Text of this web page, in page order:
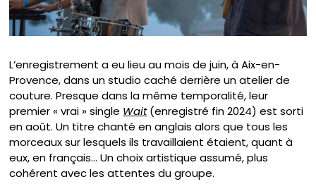
L’enregistrement a eu lieu au mois de juin, à Aix-en-
Provence, dans un studio caché derrière un atelier de
couture. Presque dans la même temporalité, leur
premier « vrai » single Wait(enregistré fin 2024) est sorti
en août. Un titre chanté en anglais alors que tous les
morceaux sur lesquels ils travaillaient étaient, quant à
eux, en français… Un choix artistique assumé, plus
cohérent avec les attentes du groupe.